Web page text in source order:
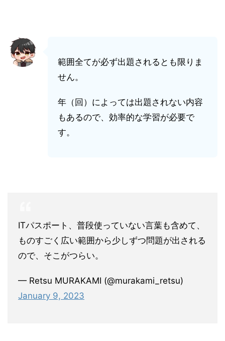
範囲全てが必ず出題されるとも限りま
せん。
年（回）によっては出題されない内容
もあるので、効率的な学習が必要で
す。
ITパスポート、普段使っていない言葉も含めて、
ものすごく広い範囲から少しずつ問題が出される
ので、そこがつらい。
— Retsu MURAKAMI (@murakami_retsu)
January 9, 2023